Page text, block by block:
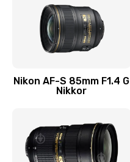
Nikon AF-S 85mm F1.4 G
Nikkor